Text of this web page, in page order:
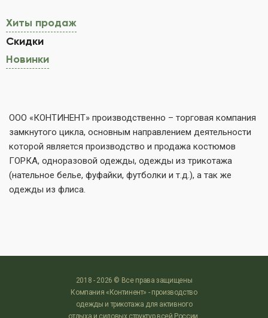
Хиты продаж
Скидки
Новинки
ООО «КОНТИНЕНТ» производственно – торговая компания
замкнутого цикла, основным направлением деятельности
которой является производство и продажа костюмов
ГОРКА, одноразовой одежды, одежды из трикотажа
(нательное белье, фуфайки, футболки и т.д.), а так же
одежды из флиса.
2018 - 2026 © Все права защищены
Компания «Континент» - производство
одежды и трикотажа для активного
отдыха и силовых структур всей России.